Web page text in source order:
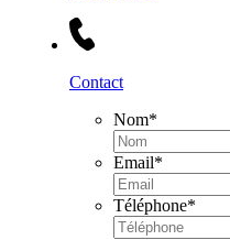
Contact
Nom*
Email*
Téléphone*